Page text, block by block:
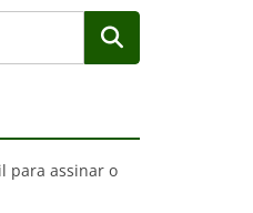
para assinar o